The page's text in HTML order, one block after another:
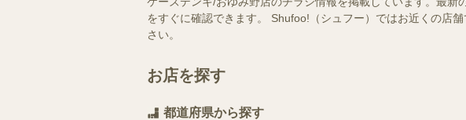
をすぐに確認できます。 Shufoo!（シュフー）ではお近くの店
さい。
お店を探す
都道府県から探す